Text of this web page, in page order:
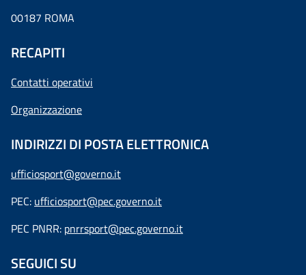
00187 ROMA
RECAPITI
Contatti operativi
Organizzazione
INDIRIZZI DI POSTA ELETTRONICA
ufficiosport@governo.it
PEC: ufficiosport@pec.governo.it
PEC PNRR: pnrrsport@pec.governo.it
SEGUICI SU